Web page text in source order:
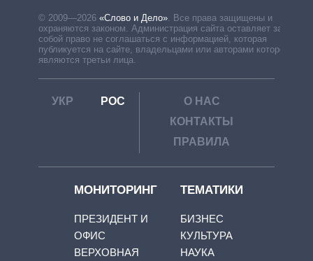
© 2009—2026 «Слово и Дело» Все права защищены и
охраняются законом. Администрация сайта оставляет за
собой право не соглашаться с информацией, которая
публикуется на сайте, владельцами или авторами которой
являются третьи лица.
УКР РОС
О НАС
КОНТАКТЫ
ПРАВИЛА
МОНИТОРИНГ
ПРЕЗИДЕНТ И
ОФИС
ВЕРХОВНАЯ
ТЕМАТИКИ
БИЗНЕС
КУЛЬТУРА
НАУКА